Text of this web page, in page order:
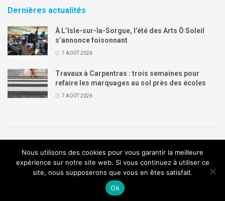
Dernières actualités
À L’Isle-sur-la-Sorgue, l’été des Arts Ô Soleil
s’annonce foisonnant
7 AOÛT 2026
Travaux à Carpentras : trois semaines pour
refaire les marquages au sol près des écoles
7 AOÛT 2026
Politique de confidentialité Mentions légales
Contact
Annonces Legal Plus
Agence de communication
Nous utilisons des cookies pour vous garantir la meilleure
expérience sur notre site web. Si vous continuez à utiliser ce
site, nous supposerons que vous en êtes satisfait.
Ok